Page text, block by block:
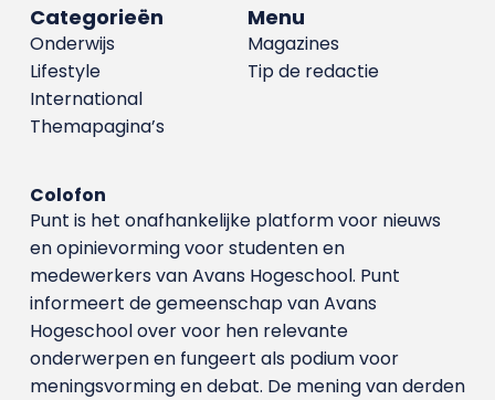
Menu
Magazines
Tip de redactie
Categorieën
Onderwijs
Lifestyle
International
Themapagina’s
Colofon
Punt is het onafhankelijke platform voor nieuws
en opinievorming voor studenten en
medewerkers van Avans Hoge­school. Punt
informeert de gemeenschap van Avans
Hogeschool over voor hen relevante
onderwerpen en fungeert als podium voor
meningsvorming en debat. De mening van derden